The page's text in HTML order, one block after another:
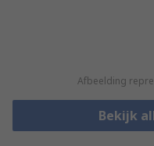
Afbeelding
Bekijk